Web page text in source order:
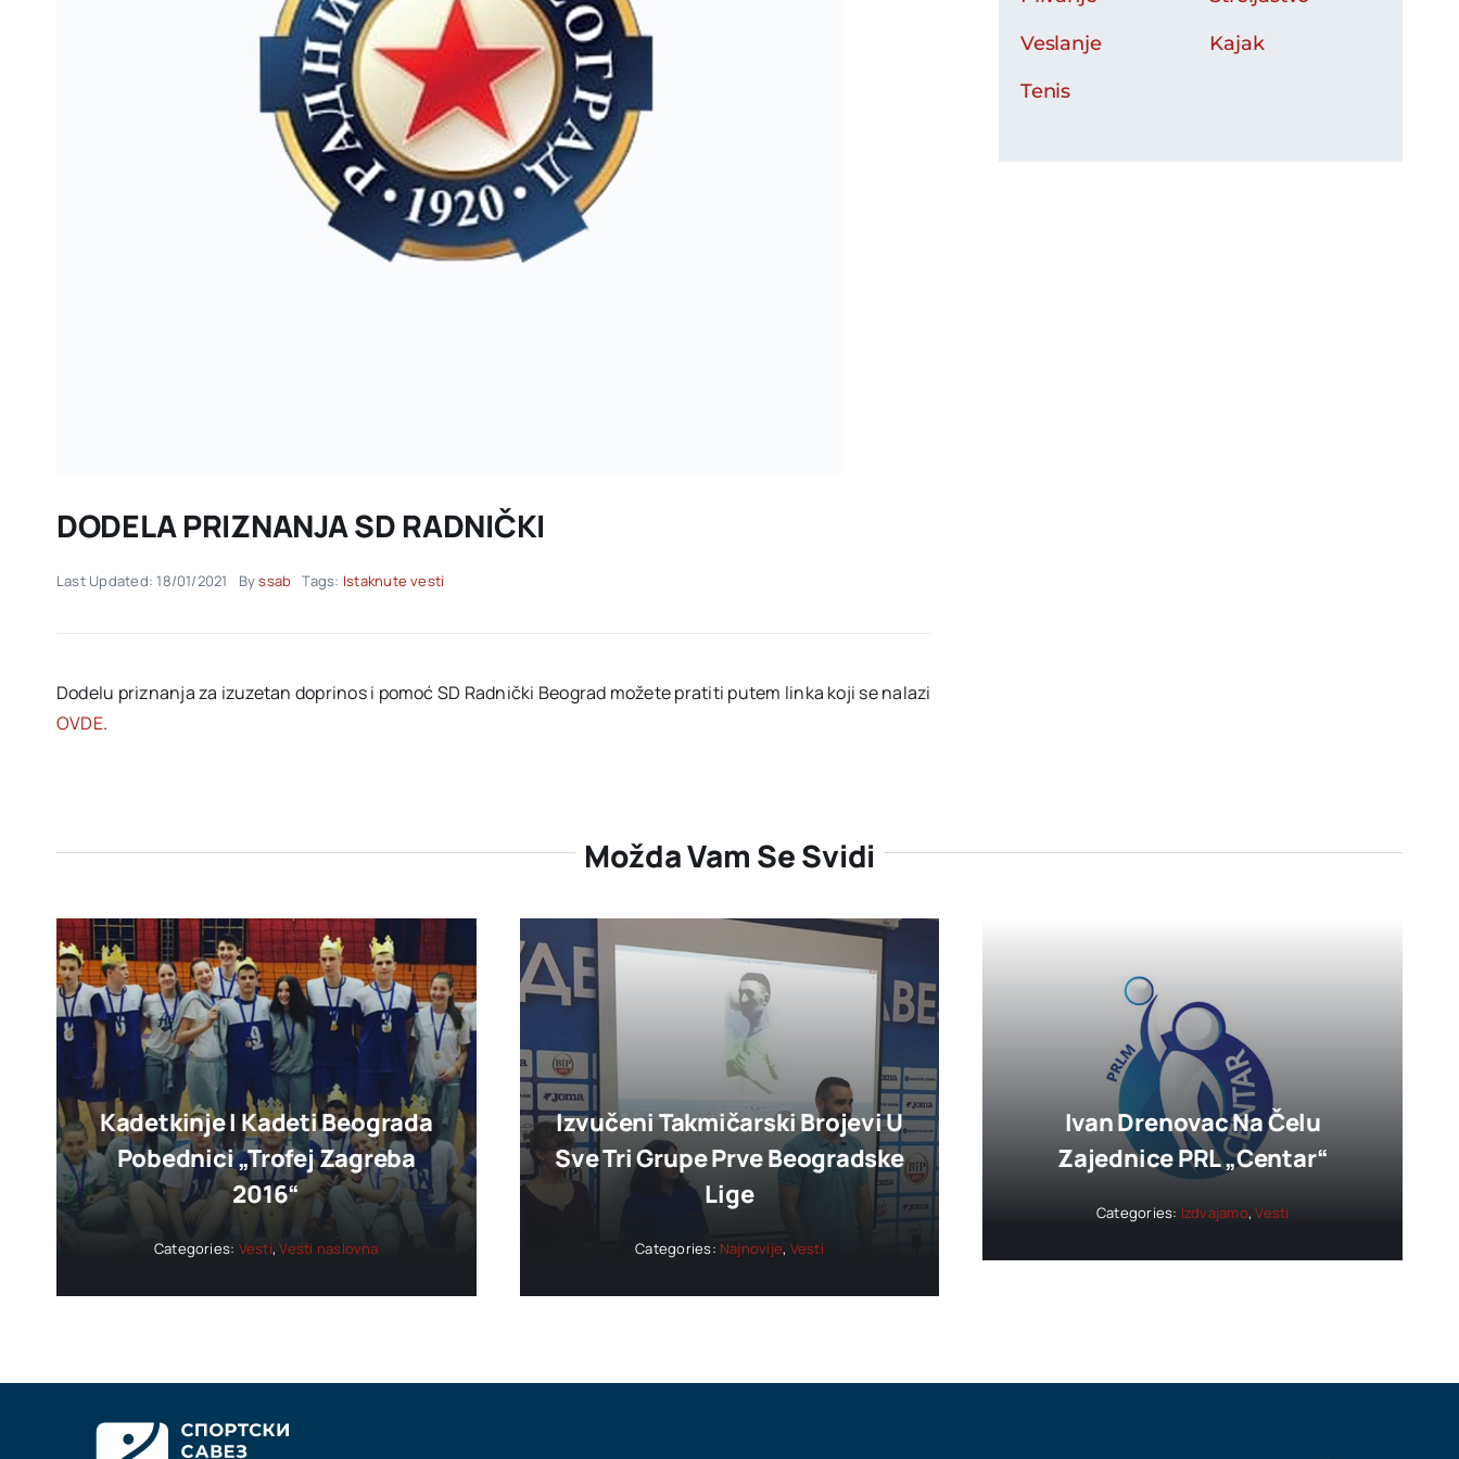
DODELA PRIZNANJA SD RADNIČKI
Last Updated: 18/01/2021 Byssab Tags: Istaknute vesti
Dodelu priznanja za izuzetan doprinos i pomoć SD Radnički Beograd možete pratiti putem linka koji se nalazi
OVDE.
Veslanje
Kajak
Tenis
Možda Vam Se Svidi
Kadetkinje I Kadeti Beograda
Pobednici „trofej Zagreba
2016“
Categories: Vesti,Vesti naslovna
Izvučeni Takmičarski Brojevi U
Sve Tri Grupe Prve Beogradske
Lige
Categories: Najnovije, Vesti
Ivan Drenovac Na Čelu
Zajednice PRL „Centar“
Categories: Izdvajamo,Vesti